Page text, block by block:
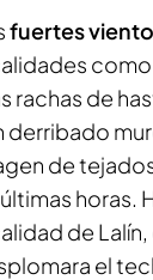
fuertes
rachas de
derribado
de
horas.
de
el